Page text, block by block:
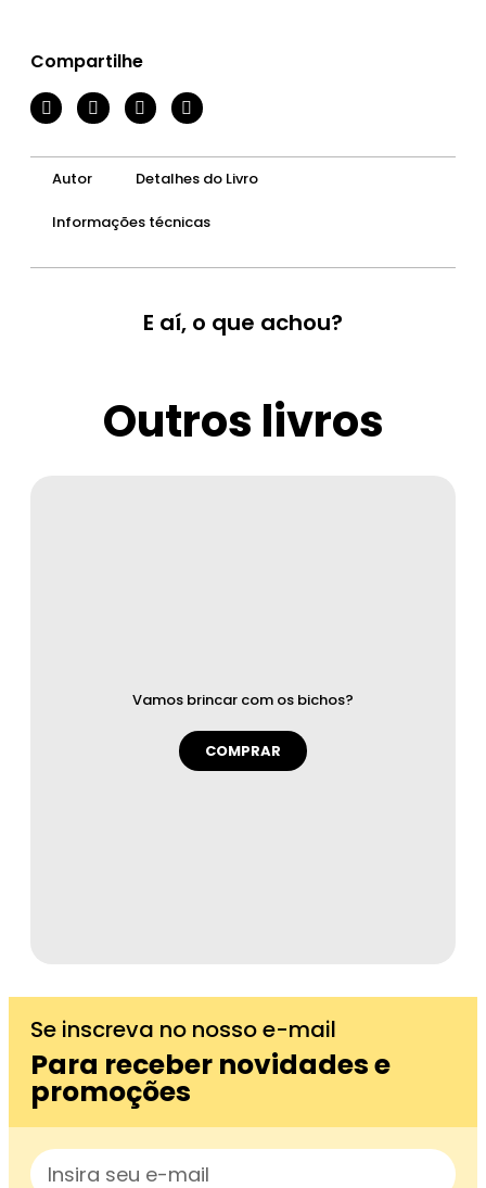
Compartilhe
Autor Detalhes do Livro
Informações técnicas
E aí, o que achou?
Outros livros
Vamos brincar com os bichos?
COMPRAR
Se inscreva no nosso e-mail
Para receber novidades e
promoções